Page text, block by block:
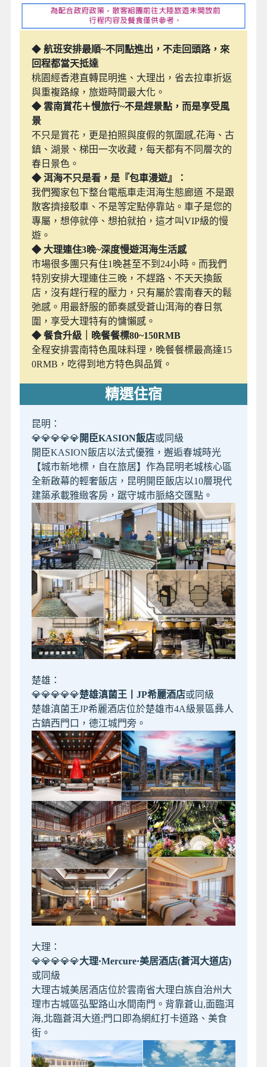
◆ 航班安排最順~不同點進出，不走回頭路，來
回程都當天抵達
桃園經香港直轉昆明進、大理出，省去拉車折返
與重複路線，旅遊時間最大化。
◆ 雲南賞花＋慢旅行~不是趕景點，而是享受風
景
不只是賞花，更是拍照與度假的氛圍感,花海、古
鎮、湖景、梯田一次收藏，每天都有不同層次的
春日景色。
◆ 洱海不只是看，是『包車漫遊』：
我們獨家包下整台電瓶車走洱海生態廊道 不是跟
散客擠接駁車、不是等定點停靠站。車子是您的
專屬，想停就停、想拍就拍，這才叫VIP級的慢
遊。
◆ 大理連住3晚~深度慢遊洱海生活感
市場很多團只有住1晚甚至不到24小時。而我們
特別安排大理連住三晚，不趕路、不天天換飯
店，沒有趕行程的壓力，只有屬於雲南春天的鬆
弛感。用最舒服的節奏感受蒼山洱海的春日氛
圍，享受大理特有的慵懶感。
◆ 餐食升級｜晚餐餐標80~150RMB
全程安排雲南特色風味料理，晚餐餐標最高達15
0RMB，吃得到地方特色與品質。
精選住宿
昆明：
💎💎💎💎💎 開臣KASION飯店或同級
開臣KASION飯店以法式優雅，邂逅春城時光
【城市新地標，自在旅居】作為昆明老城核心區
全新啟幕的輕奢飯店，昆明開臣飯店以10層現代
建築承載雅緻客房，踞守城市脈絡交匯點。
楚雄：
💎💎💎💎💎楚雄滇菌王丨JP希麗酒店或同級
楚雄滇菌王JP希麗酒店位於楚雄市4A級景區彝人
古鎮西門口，德江城門旁。
大理：
💎💎💎💎💎大理·Mercure·美居酒店(蒼洱大道店)
或同級
大理古城美居酒店位於雲南省大理白族自治州大
理市古城區弘聖路山水間南門。背靠蒼山,面臨洱
海,北臨蒼洱大道;門口即為網紅打卡道路、美食
街。